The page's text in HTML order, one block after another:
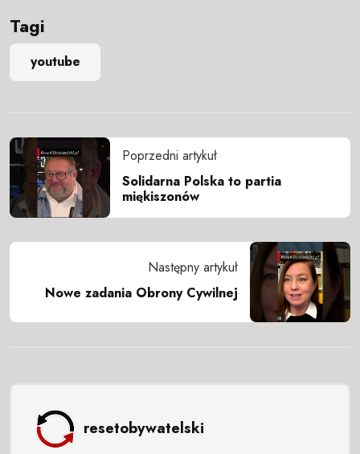
Tagi
youtube
Poprzedni artykuł
Solidarna Polska to partia
miękiszonów
Następny artykuł
Nowe zadania Obrony Cywilnej
resetobywatelski